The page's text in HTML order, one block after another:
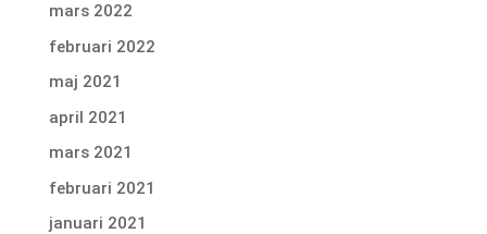
mars 2022
februari 2022
maj 2021
april 2021
mars 2021
februari 2021
januari 2021